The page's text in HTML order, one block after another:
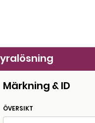
Märkning & ID
ÖVERSIKT